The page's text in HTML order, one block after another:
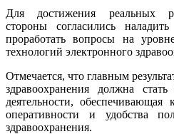
Для достижения реальных
стороны согласились
проработать вопросы на
технологий электронного
Отмечается, что главным
здравоохранения должна
деятельности, обеспечивающая
оперативности и удобства
здравоохранения.